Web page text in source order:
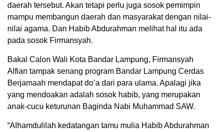
daerah tersebut. Akan tetapi perlu juga sosok pemimpin
mampu membangun daerah dan masyarakat dengan nilai-
nilai agama. Dan Habib Abdurahman melihat hal itu ada
pada sosok Firmansyah.
Bakal Calon Wali Kota Bandar Lampung, Firmansyah
Alfian tampak senang program Bandar Lampung Cerdas
Berjamaah mendapat do’a dari para ulama. Apalagi jika
yang mendoakan adalah sosok habib, yang merupakan
anak-cucu keturunan Baginda Nabi Muhammad SAW.
“Alhamdulilah kedatangan tamu mulia Habib Abdurahman